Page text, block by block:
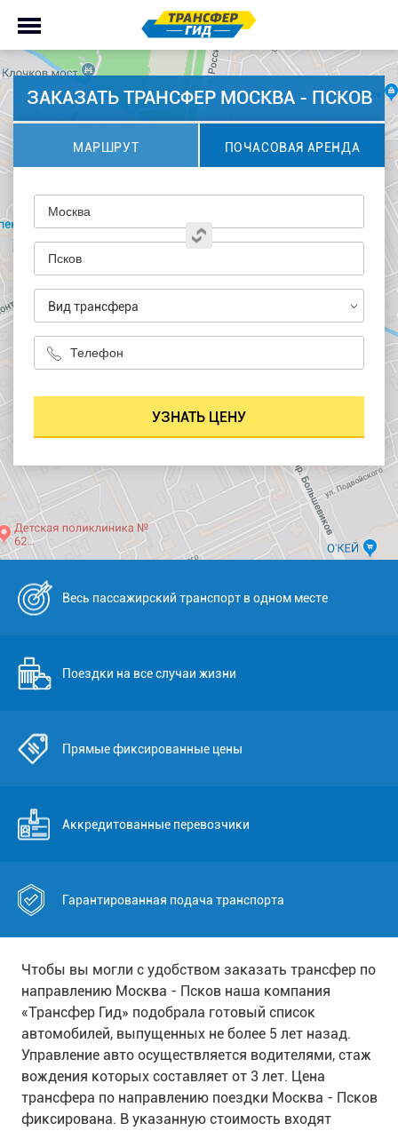
ЗАКАЗАТЬ ТРАНСФЕР МОСКВА - ПСКОВ
МАРШРУТ ПОЧАСОВАЯ АРЕНДА
Вид трансфера
Весь пассажирский транспорт в одном месте
Поездки на все случаи жизни
Прямые фиксированные цены
Аккредитованные перевозчики
Гарантированная подача транспорта
Чтобы вы могли с удобством заказать трансфер по
направлению Москва - Псков наша компания
«Трансфер Гид» подобрала готовый список
автомобилей, выпущенных не более 5 лет назад.
Управление авто осуществляется водителями, стаж
вождения которых составляет от 3 лет. Цена
трансфера по направлению поездки Москва - Псков
фиксирована. В указанную стоимость входят